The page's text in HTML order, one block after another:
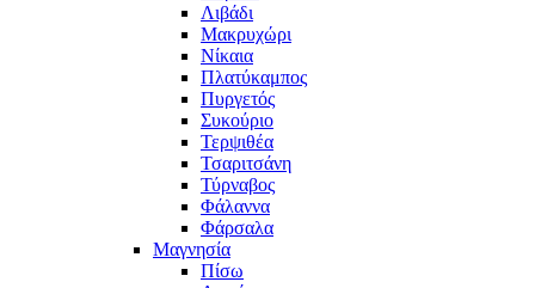
Λιβάδι
Μακρυχώρι
Νίκαια
Πλατύκαμπος
Πυργετός
Συκούριο
Τερψιθέα
Τσαριτσάνη
Τύρναβος
Φάλαννα
Φάρσαλα
Μαγνησία
Πίσω